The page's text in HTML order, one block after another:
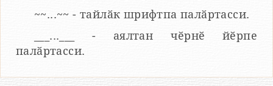
~~...~~ - тайлӑк шрифтпа палӑртасси.
___...___ - аялтан чӗрнӗ йӗрпе
палӑртасси.